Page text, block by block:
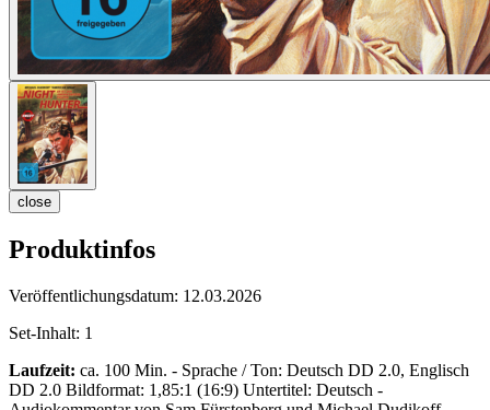
close
Produktinfos
Veröffentlichungsdatum: 12.03.2026
Set-Inhalt: 1
Laufzeit: ca. 100 Min. - Sprache / Ton: Deutsch DD 2.0, Englisch
DD 2.0 Bildformat: 1,85:1 (16:9) Untertitel: Deutsch -